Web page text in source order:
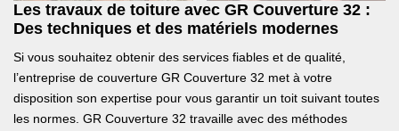
Les travaux de toiture avec GR Couverture 32 :
Des techniques et des matériels modernes
Si vous souhaitez obtenir des services fiables et de qualité,
l’entreprise de couverture GR Couverture 32 met à votre
disposition son expertise pour vous garantir un toit suivant toutes
les normes. GR Couverture 32 travaille avec des méthodes